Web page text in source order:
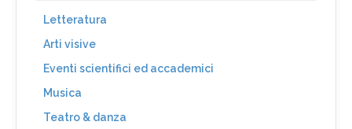
Letteratura
Arti visive
Eventi scientifici ed accademici
Musica
Teatro & danza